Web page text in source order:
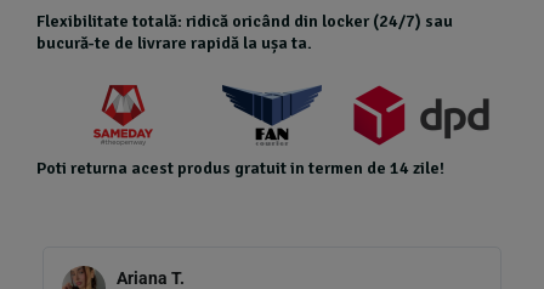
Flexibilitate totală: ridică oricând din locker (24/7) sau
bucură-te de livrare rapidă la ușa ta.
Poti returna acest produs gratuit in termen de 14 zile!
Ariana T.